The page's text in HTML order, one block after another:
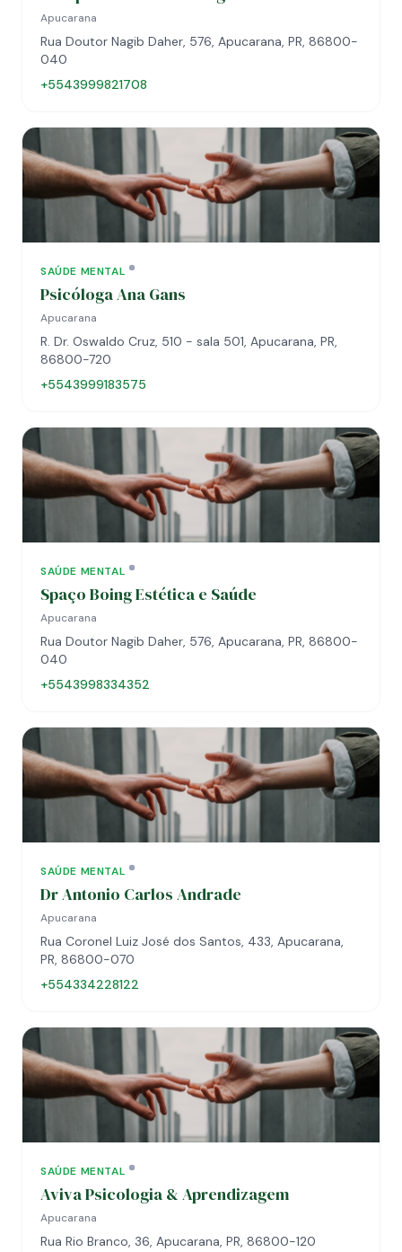
Apucarana
Rua Doutor Nagib Daher, 576, Apucarana, PR, 86800-
040
+5543999821708
SAÚDE MENTAL
Psicóloga Ana Gans
Apucarana
R. Dr. Oswaldo Cruz, 510 - sala 501, Apucarana, PR,
86800-720
+5543999183575
SAÚDE MENTAL
Spaço Boing Estética e Saúde
Apucarana
Rua Doutor Nagib Daher, 576, Apucarana, PR, 86800-
040
+5543998334352
SAÚDE MENTAL
Dr Antonio Carlos Andrade
Apucarana
Rua Coronel Luiz José dos Santos, 433, Apucarana,
PR, 86800-070
+554334228122
SAÚDE MENTAL
Aviva Psicologia & Aprendizagem
Apucarana
Rua Rio Branco, 36, Apucarana, PR, 86800-120